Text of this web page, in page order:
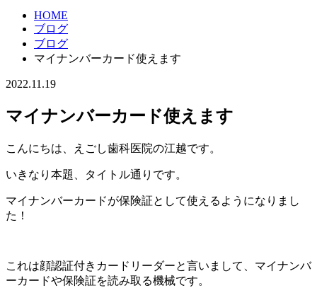
HOME
ブログ
ブログ
マイナンバーカード使えます
2022.11.19
マイナンバーカード使えます
こんにちは、えごし歯科医院の江越です。
いきなり本題、タイトル通りです。
マイナンバーカードが保険証として使えるようになりまし
た！
これは顔認証付きカードリーダーと言いまして、マイナンバ
ーカードや保険証を読み取る機械です。